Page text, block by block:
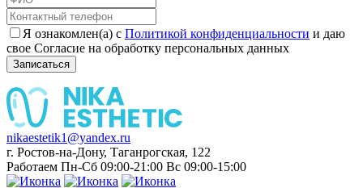
Я ознакомлен(а) с Политикой конфиденциальности и даю
свое Согласие на обработку персональных данных
Записаться
nikaestetik1@yandex.ru
г. Ростов-на-Дону, Таганрогская, 122
Работаем Пн-Сб 09:00-21:00 Вс 09:00-15:00